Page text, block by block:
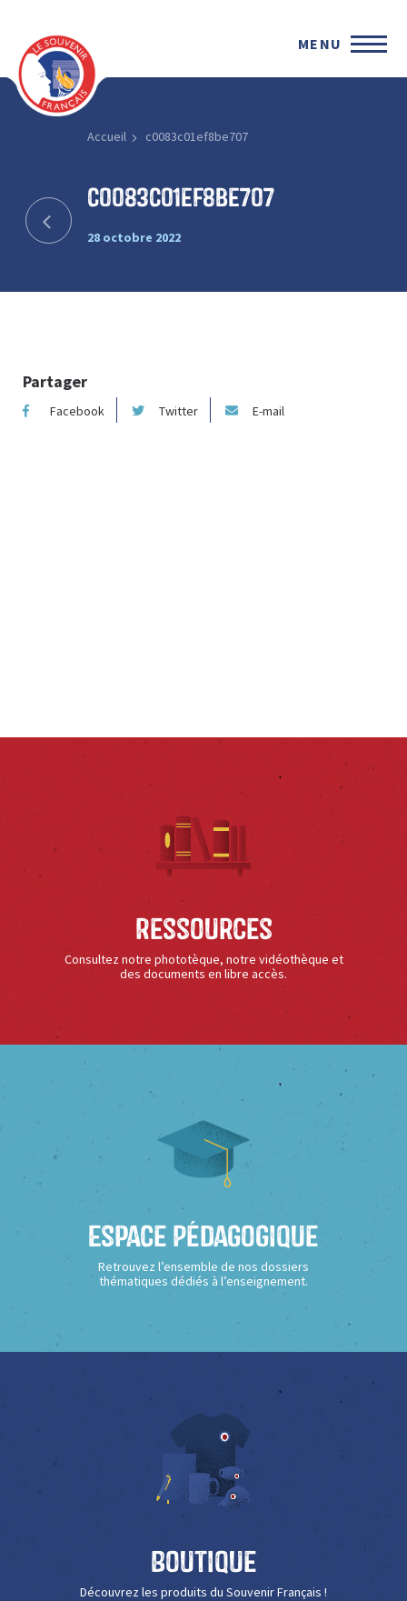
MENU
Accueil c0083c01ef8be707
c0083c01ef8be707
28 octobre 2022
Partager
Facebook Twitter E-mail
Ressources
Consultez notre phototèque, notre vidéothèque et
des documents en libre accès.
Espace Pédagogique
Retrouvez l’ensemble de nos dossiers
thématiques dédiés à l’enseignement.
Boutique
Découvrez les produits du Souvenir Français !